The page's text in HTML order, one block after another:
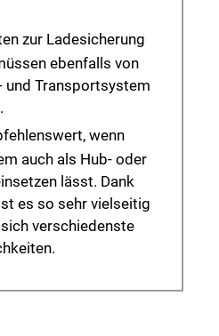
zur Ladesicherung
ebenfalls von
und Transportsystem
wenn
auch als Hub- oder
lässt. Dank
es so sehr vielseitig
verschiedenste